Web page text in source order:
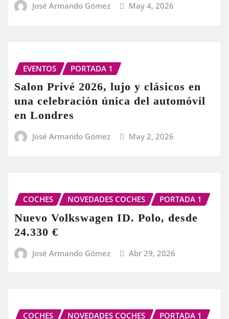
José Armando Gómez May 4, 2026
EVENTOS PORTADA 1
Salon Privé 2026, lujo y clásicos en
una celebración única del automóvil
en Londres
José Armando Gómez May 2, 2026
COCHES NOVEDADES COCHES PORTADA 1
Nuevo Volkswagen ID. Polo, desde
24.330 €
José Armando Gómez Abr 29, 2026
COCHES NOVEDADES COCHES PORTADA 1